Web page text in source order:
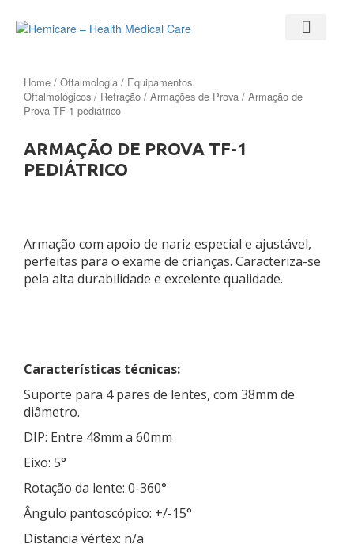
Home / Oftalmologia / Equipamentos
Oftalmológicos / Refração / Armações de Prova / Armação de
Prova TF-1 pediátrico
ARMAÇÃO DE PROVA TF-1
PEDIÁTRICO
Armação com apoio de nariz especial e ajustável,
perfeitas para o exame de crianças. Caracteriza-se
pela alta durabilidade e excelente qualidade.
Características técnicas:
Suporte para 4 pares de lentes, com 38mm de
diâmetro.
DIP: Entre 48mm a 60mm
Eixo: 5°
Rotação da lente: 0-360°
Ângulo pantoscópico: +/-15°
Distancia vértex: n/a